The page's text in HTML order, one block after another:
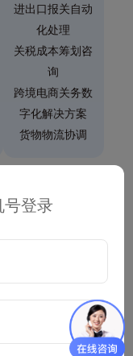
进出口报关自动
化处理
关税成本筹划咨
询
跨境电商关务数
字化解决方案
货物物流协调
税
税风险识别与防范
申报工具与数据分
号登录